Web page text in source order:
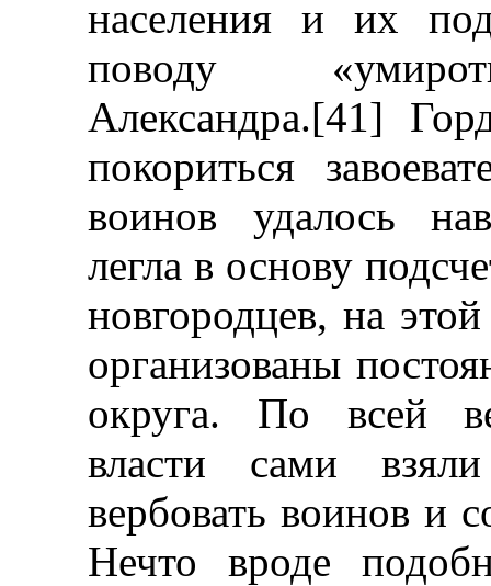
населения и их
поводу
Александра.[41]
покориться
воинов удалось
легла в основу
новгородцев, на
организованы
округа. По всей
власти сами
вербовать воинов и
Нечто вроде